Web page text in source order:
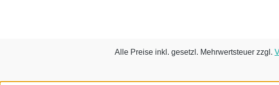
Alle Preise inkl. gesetzl. Mehrwertsteuer zzgl.